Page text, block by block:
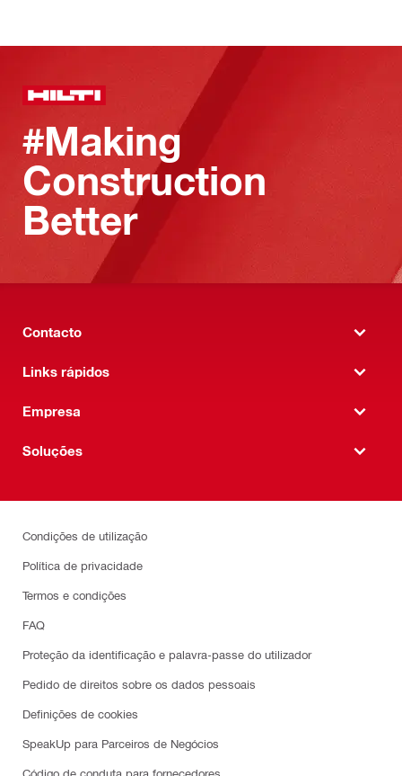
#Making
Construction
Better
Contacto
Links rápidos
Empresa
Soluções
Condições de utilização
Política de privacidade
Termos e condições
FAQ
Proteção da identificação e palavra-passe do utilizador
Pedido de direitos sobre os dados pessoais
Definições de cookies
SpeakUp para Parceiros de Negócios
Código de conduta para fornecedores